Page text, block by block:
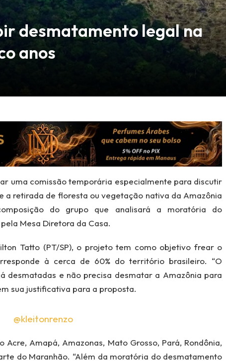
desmatamento legal na
anos
uma comissão temporária especialmente para discutir
a retirada de floresta ou vegetação nativa da Amazônia
do grupo que analisará a moratória do
Mesa Diretora da Casa.
Tatto (PT/SP), o projeto tem como objetivo frear o
à cerca de 60% do território brasileiro. “O
desmatadas e não precisa desmatar a Amazônia para
sua justificativa para a proposta.
@kleitonrenzo
Amapá, Amazonas, Mato Grosso, Pará, Rondônia,
do Maranhão. “Além da moratória do desmatamento